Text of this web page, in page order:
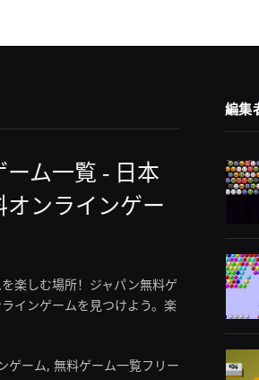
ム一覧 - 日本
オンラインゲー
楽しむ場所！ジャパン無料ゲ
インゲームを見つけよう。楽
ゲーム, 無料ゲーム一覧フリー
編集